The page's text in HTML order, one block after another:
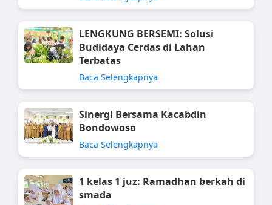
LENGKUNG BERSEMI: Solusi
Budidaya Cerdas di Lahan
Terbatas
Baca Selengkapnya
Sinergi Bersama Kacabdin
Bondowoso
Baca Selengkapnya
1 kelas 1 juz: Ramadhan berkah di
smada